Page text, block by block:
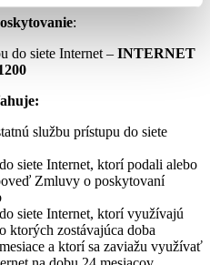
:
do siete Internet – INTERNET
službu prístupu do siete
siete Internet, ktorí podali alebo
Zmluvy o poskytovaní
siete Internet, ktorí využívajú
ktorých zostávajúca doba
a ktorí sa zaviažu využívať